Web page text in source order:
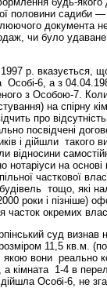
половини садиби
документа
чи було
р. вказується,
Особі-6, а з
з Особою-7. Коли
на спірну
про
посвідчені
і дійшли такого
відносини
нотаріуси на
часткової
тощо, які
роки і пізніше)
окремих
суд визнав
11,5 кв.м.
вони реально
кімната 1-4 в
Особі-6, не